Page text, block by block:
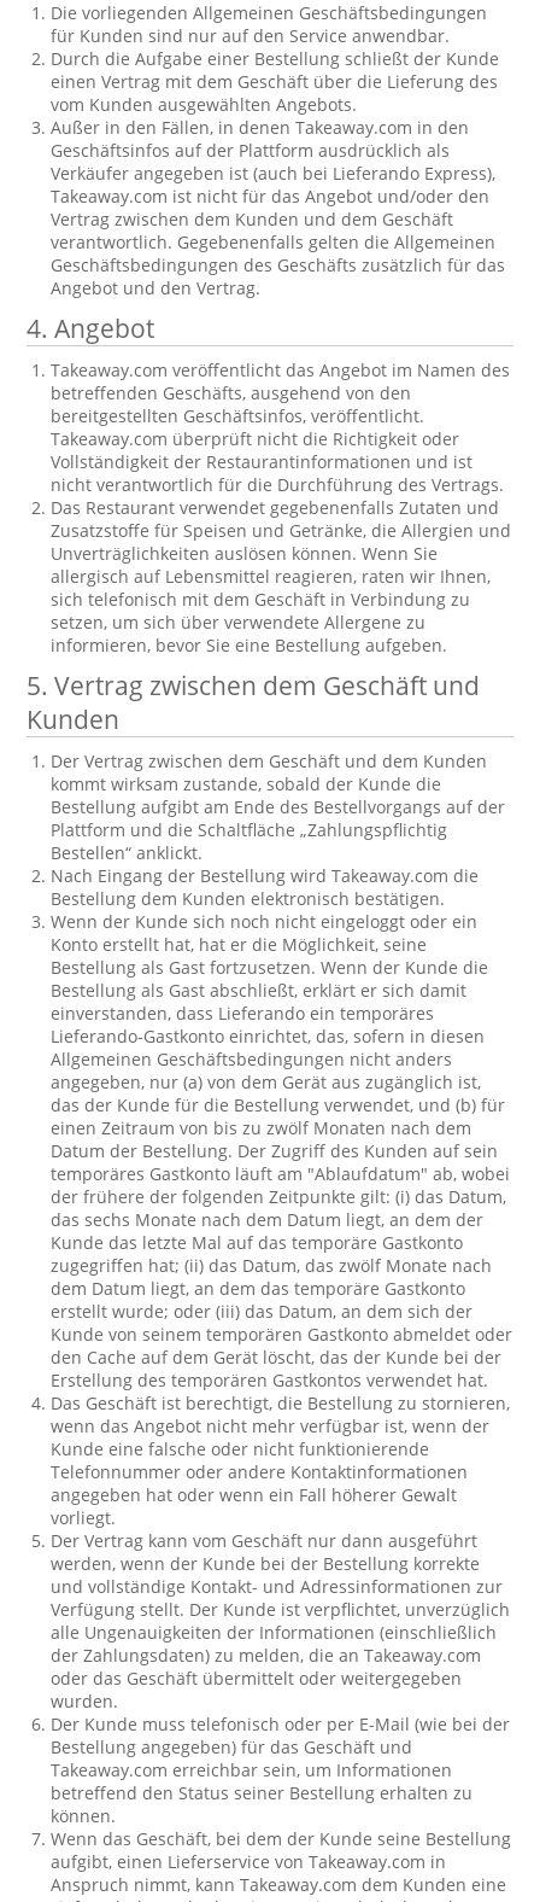
Die vorliegenden Allgemeinen Geschäftsbedingungen
für Kunden sind nur auf den Service anwendbar.
Durch die Aufgabe einer Bestellung schließt der Kunde
einen Vertrag mit dem Geschäft über die Lieferung des
vom Kunden ausgewählten Angebots.
Außer in den Fällen, in denen Takeaway.com in den
Geschäftsinfos auf der Plattform ausdrücklich als
Verkäufer angegeben ist (auch bei Lieferando Express),
Takeaway.com ist nicht für das Angebot und/oder den
Vertrag zwischen dem Kunden und dem Geschäft
verantwortlich. Gegebenenfalls gelten die Allgemeinen
Geschäftsbedingungen des Geschäfts zusätzlich für das
Angebot und den Vertrag.
4. Angebot
Takeaway.com veröffentlicht das Angebot im Namen des
betreffenden Geschäfts, ausgehend von den
bereitgestellten Geschäftsinfos, veröffentlicht.
Takeaway.com überprüft nicht die Richtigkeit oder
Vollständigkeit der Restaurantinformationen und ist
nicht verantwortlich für die Durchführung des Vertrags.
Das Restaurant verwendet gegebenenfalls Zutaten und
Zusatzstoffe für Speisen und Getränke, die Allergien und
Unverträglichkeiten auslösen können. Wenn Sie
allergisch auf Lebensmittel reagieren, raten wir Ihnen,
sich telefonisch mit dem Geschäft in Verbindung zu
setzen, um sich über verwendete Allergene zu
informieren, bevor Sie eine Bestellung aufgeben.
5. Vertrag zwischen dem Geschäft und
Kunden
Der Vertrag zwischen dem Geschäft und dem Kunden
kommt wirksam zustande, sobald der Kunde die
Bestellung aufgibt am Ende des Bestellvorgangs auf der
Plattform und die Schaltfläche „Zahlungspflichtig
Bestellen“ anklickt.
Nach Eingang der Bestellung wird Takeaway.com die
Bestellung dem Kunden elektronisch bestätigen.
Wenn der Kunde sich noch nicht eingeloggt oder ein
Konto erstellt hat, hat er die Möglichkeit, seine
Bestellung als Gast fortzusetzen. Wenn der Kunde die
Bestellung als Gast abschließt, erklärt er sich damit
einverstanden, dass Lieferando ein temporäres
Lieferando-Gastkonto einrichtet, das, sofern in diesen
Allgemeinen Geschäftsbedingungen nicht anders
angegeben, nur (a) von dem Gerät aus zugänglich ist,
das der Kunde für die Bestellung verwendet, und (b) für
einen Zeitraum von bis zu zwölf Monaten nach dem
Datum der Bestellung. Der Zugriff des Kunden auf sein
temporäres Gastkonto läuft am "Ablaufdatum" ab, wobei
der frühere der folgenden Zeitpunkte gilt: (i) das Datum,
das sechs Monate nach dem Datum liegt, an dem der
Kunde das letzte Mal auf das temporäre Gastkonto
zugegriffen hat; (ii) das Datum, das zwölf Monate nach
dem Datum liegt, an dem das temporäre Gastkonto
erstellt wurde; oder (iii) das Datum, an dem sich der
Kunde von seinem temporären Gastkonto abmeldet oder
den Cache auf dem Gerät löscht, das der Kunde bei der
Erstellung des temporären Gastkontos verwendet hat.
Das Geschäft ist berechtigt, die Bestellung zu stornieren,
wenn das Angebot nicht mehr verfügbar ist, wenn der
Kunde eine falsche oder nicht funktionierende
Telefonnummer oder andere Kontaktinformationen
angegeben hat oder wenn ein Fall höherer Gewalt
vorliegt.
Der Vertrag kann vom Geschäft nur dann ausgeführt
werden, wenn der Kunde bei der Bestellung korrekte
und vollständige Kontakt- und Adressinformationen zur
Verfügung stellt. Der Kunde ist verpflichtet, unverzüglich
alle Ungenauigkeiten der Informationen (einschließlich
der Zahlungsdaten) zu melden, die an Takeaway.com
oder das Geschäft übermittelt oder weitergegeben
wurden.
Der Kunde muss telefonisch oder per E-Mail (wie bei der
Bestellung angegeben) für das Geschäft und
Takeaway.com erreichbar sein, um Informationen
betreffend den Status seiner Bestellung erhalten zu
können.
Wenn das Geschäft, bei dem der Kunde seine Bestellung
aufgibt, einen Lieferservice von Takeaway.com in
Anspruch nimmt, kann Takeaway.com dem Kunden eine